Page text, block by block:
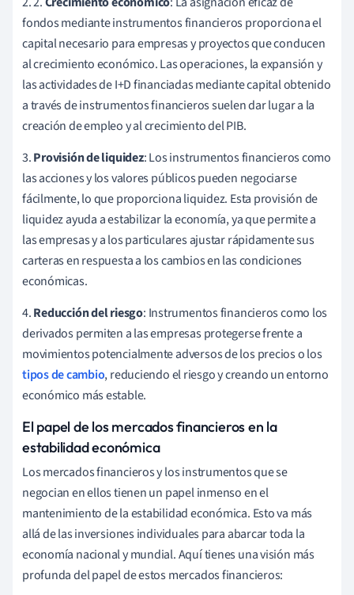
fondos mediante instrumentos financieros proporciona el
capital necesario para empresas y proyectos que conducen
al crecimiento económico. Las operaciones, la expansión y
las actividades de I+D financiadas mediante capital obtenido
a través de instrumentos financieros suelen dar lugar a la
creación de empleo y al crecimiento del PIB.
3.Provisión de liquidez: Los instrumentos financieros como
las acciones y los valores públicos pueden negociarse
fácilmente, lo que proporciona liquidez. Esta provisión de
liquidez ayuda a estabilizar la economía, ya que permite a
las empresas y a los particulares ajustar rápidamente sus
carteras en respuesta a los cambios en las condiciones
económicas.
4.Reducción del riesgo: Instrumentos financieros como los
derivados permiten a las empresas protegerse frente a
movimientos potencialmente adversos de los precios o los
tipos de cambio, reduciendo el riesgo y creando un entorno
económico más estable.
El papel de los mercados financieros en la
estabilidad económica
Los mercados financieros y los instrumentos que se
negocian en ellos tienen un papel inmenso en el
mantenimiento de la estabilidad económica. Esto va más
allá de las inversiones individuales para abarcar toda la
economía nacional y mundial. Aquí tienes una visión más
profunda del papel de estos mercados financieros: